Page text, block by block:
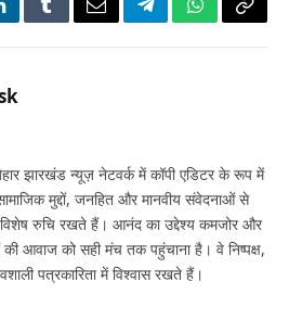
TumblrEmailTelegramWhatsApp
Copy
झारखंड न्यूज़ नेटवर्क में कॉपी एडिटर के रूप में
मुद्दों, जनहित और मानवीय संवेदनाओं से
रुचि रखते हैं। आनंद का उद्देश्य कमजोर और
आवाज को सही मंच तक पहुंचाना है। वे निष्पक्ष,
पत्रकारिता में विश्वास रखते हैं।